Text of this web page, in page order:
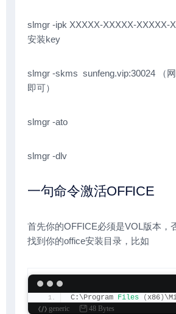
slmgr -ipk XXXXX-XXXXX-XXXXX-
安装key
slmgr -skms sunfeng.vip:30024 （
即可）
slmgr -ato
slmgr -dlv
一句命令激活OFFICE
首先你的OFFICE必须是VOL版本，
找到你的office安装目录，比如
C:\Program Files (x86 )
generic
48 Bytes